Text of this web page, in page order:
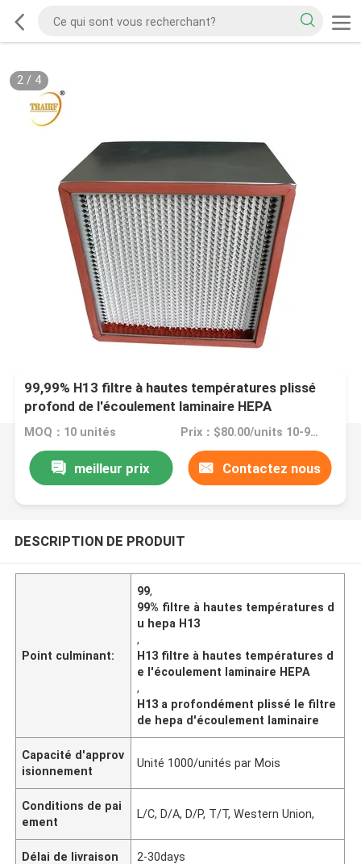
2/ 4
99,99% H13 filtre à hautes températures plissé
profond de l'écoulement laminaire HEPA
MOQ：10 unités Prix：$80.00/units 10-99 units
meilleur prix Contactez nous
DESCRIPTION DE PRODUIT
Point culminant:
99,
99% filtre à hautes températures d
u hepa H13
,
H13 filtre à hautes températures d
e l'écoulement laminaire HEPA
,
H13 a profondément plissé le filtre
de hepa d'écoulement laminaire
Capacité d'approv
isionnement
Unité 1000/unités par Mois
Conditions de pai
ement
L/C, D/A, D/P, T/T, Western Union,
Délai de livraison 2-30days